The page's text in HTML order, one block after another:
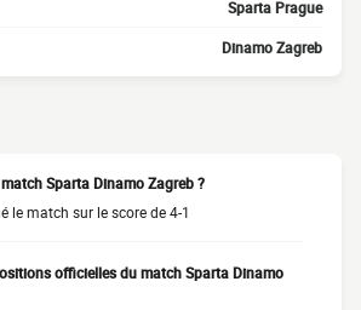
Sparta Prague
Dinamo Zagreb
Sparta Dinamo Zagreb ?
le match sur le score de 4-1
officielles du match Sparta Dinamo